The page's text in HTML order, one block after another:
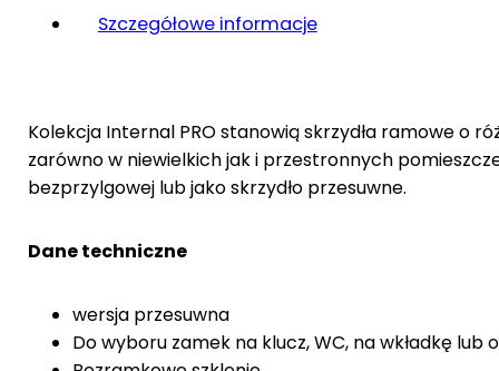
Szczegółowe informacje
Kolekcja Internal PRO stanowią skrzydła ramowe o
zarówno w niewielkich jak i przestronnych
bezprzylgowej lub jako skrzydło przesuwne.
Dane techniczne
wersja przesuwna
Do wyboru zamek na klucz, WC, na wkładkę lub